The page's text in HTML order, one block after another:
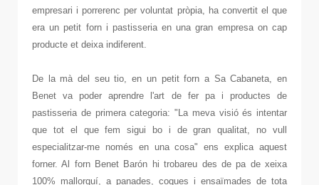
empresari i porrerenc per voluntat pròpia, ha convertit el que
era un petit forn i pastisseria en una gran empresa on cap
producte et deixa indiferent.
De la mà del seu tio, en un petit forn a Sa Cabaneta, en
Benet va poder aprendre l'art de fer pa i productes de
pastisseria de primera categoria: "La meva visió és intentar
que tot el que fem sigui bo i de gran qualitat, no vull
especialitzar-me només en una cosa" ens explica aquest
forner. Al forn Benet Barón hi trobareu des de pa de xeixa
100% mallorquí, a panades, coques i ensaïmades de tota